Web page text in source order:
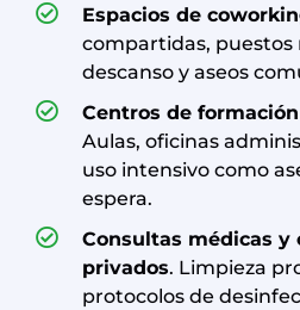
Espacios de
compartidas, puestos
descanso y aseos
Centros de
Aulas, oficinas
uso intensivo como
espera.
Consultas médicas y
privados. Limpieza
protocolos de